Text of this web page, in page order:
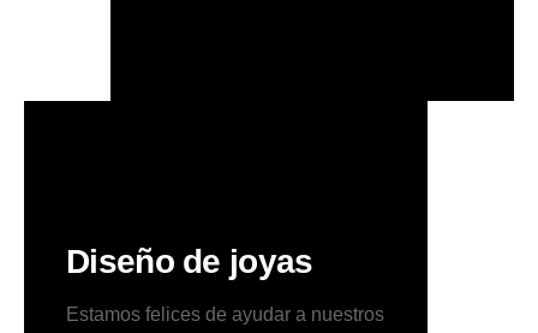
Diseño de joyas
Estamos felices de ayudar a nuestros